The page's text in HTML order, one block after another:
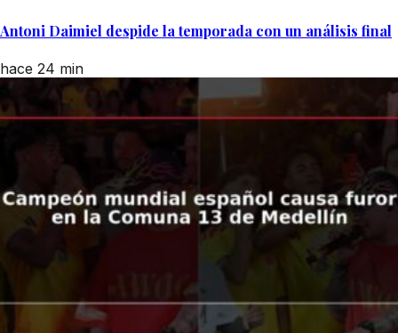
Antoni Daimiel despide la temporada con un análisis final
hace 24 min